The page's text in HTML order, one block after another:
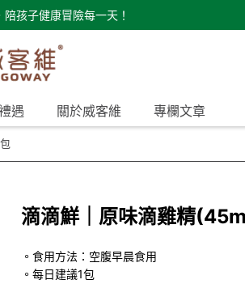
孩子健康冒險每一天！
遇 關於威客維 專欄文章
滴滴鮮｜原味滴雞精
。食用方法：空腹早晨食用
。每日建議1包